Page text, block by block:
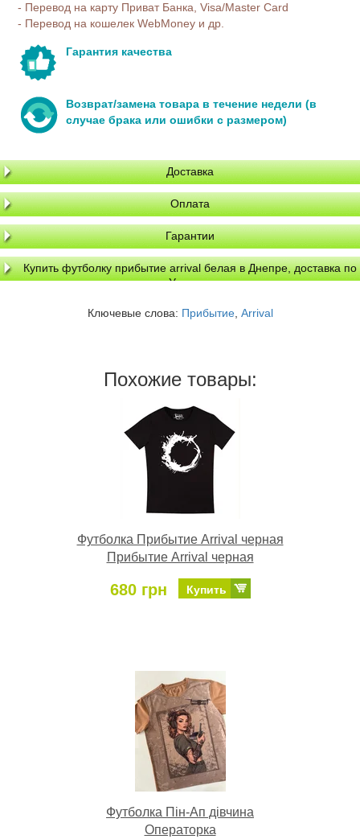
- Перевод на карту Приват Банка, Visa/Master Card
- Перевод на кошелек WebMoney и др.
Гарантия качества
Возврат/замена товара в течение недели (в
случае брака или ошибки с размером)
Доставка
Оплата
Гарантии
Купить футболку прибытие arrival белая в Днепре, доставка по
Украине
Ключевые слова: Прибытие, Arrival
Похожие товары:
Футболка Прибытие Arrival черная
Прибытие Arrival черная
680 грн Купить
Футболка Пін-Ап дівчина
Операторка